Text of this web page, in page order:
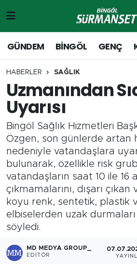
GÜNDEM BİNGÖL GENÇ
HABERLER SAĞLIK
Uzmanından
Uyarısı
Bingöl Sağlık Hizmetleri
Özgen, son günlerde artan
nedeniyle vatandaşlara
bulunarak, özellikle risk
vatandaşların saat 10 ile 16
çıkmamalarını, dışarı
koyu renk, sentetik, plastik
elbiselerden uzak
söyledi.
MD MEDYA GROUP_
EDITÖR
Genç
Solhan
Karlıova
Adaklı-Kiğı
Yayladere-Yedisu
MD Prestij Dergisi
Siyaset
Yaşam
Merkez Hava Durumu
Merkez Trafik Yoğunluk
Süper Lig Puan Durumu ve
Tüm Manşetler
Son Dakika Haberleri
Haber Arşivi